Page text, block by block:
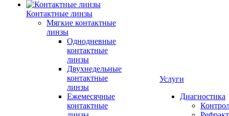
Контактные линзы
Мягкие контактные
линзы
Однодневные
контактные
линзы
Двухнедельные
контактные
линзы
Ежемесячные
контактные
Услуги
Диагностика